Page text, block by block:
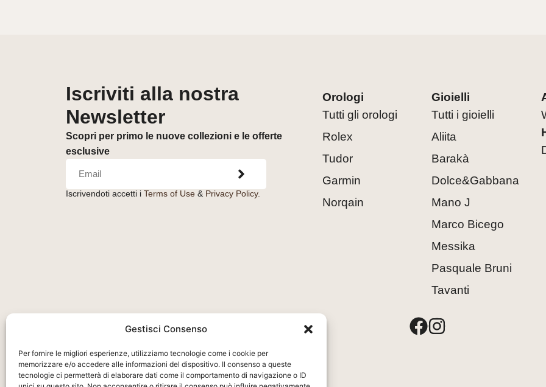
Gestisci Consenso
Per fornire le migliori esperienze, utilizziamo tecnologie come i cookie per
memorizzare e/o accedere alle informazioni del dispositivo. Il consenso a queste
tecnologie ci permetterà di elaborare dati come il comportamento di navigazione o ID
Iscriviti alla nostra
Newsletter
Scopri per primo le nuove collezioni e le offerte
esclusive
Iscrivendoti accetti i Terms of Use& Privacy Policy.
Orologi
Tutti gli orologi
Rolex
Tudor
Garmin
Norqain
Gioielli
Tutti i gioielli
Aliita
Barakà
Dolce&Gabbana
Mano J
Marco Bicego
Messika
Pasquale Bruni
Tavanti
Orologeria del Pianello S.r.l.